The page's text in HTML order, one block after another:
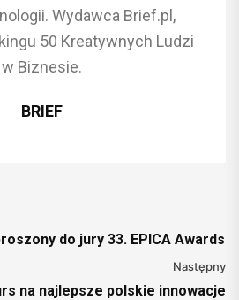
Wydawca Brief.pl,
50 Kreatywnych Ludzi
w Biznesie.
BRIEF
do jury 33. EPICA Awards
Następny
na najlepsze polskie innowacje